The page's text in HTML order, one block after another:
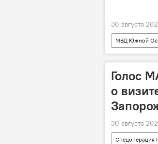
30 августа
МВД Южной
Голос
о
30 августа
Спецоперация